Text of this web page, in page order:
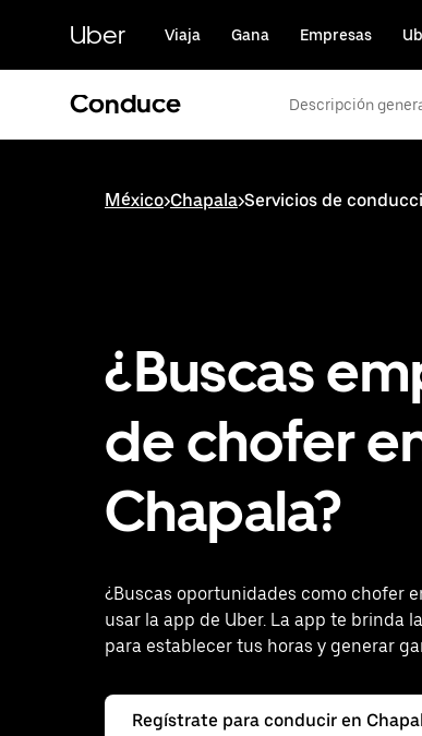
contenido
principal
Uber Viaja Gana Empresas
Conduce Descripción
México>Chapala>Servicios de
¿Buscas
de chofer
Chapala?
¿Buscas oportunidades como chofer
usar la app de Uber. La app te brinda
para establecer tus horas y generar
Regístrate para conducir en